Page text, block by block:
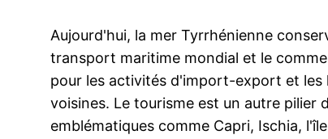
Aujourd'hui, la mer Tyrrhénienne
transport maritime mondial et le
pour les activités d'import-export et les
voisines. Le tourisme est un autre pilier
emblématiques comme Capri, Ischia,